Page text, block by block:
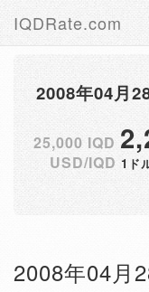
IQDRate.com
2008年04月
25,000 IQD
USD/IQD 1ド
2008年04月